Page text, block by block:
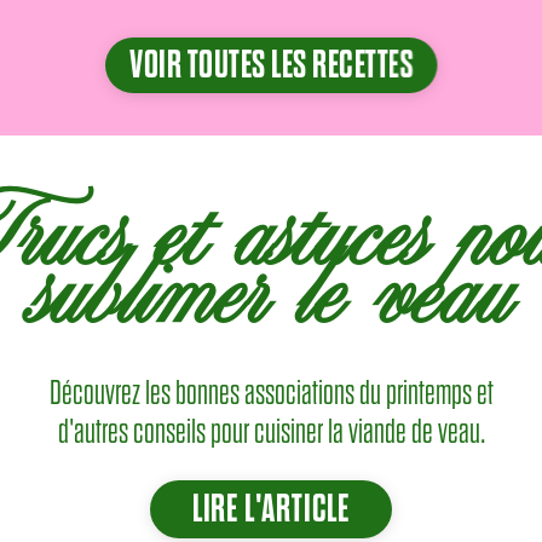
VOIR TOUTES LES RECETTES
et astuces
sublimer le veau
Découvrez les bonnes associations du printemps et
d'autres conseils pour cuisiner la viande de veau.
LIRE L'ARTICLE